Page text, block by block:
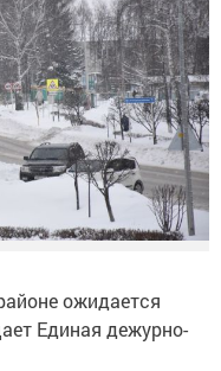
ожидается
Единая дежурно-